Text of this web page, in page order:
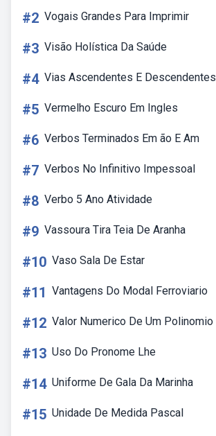
#2 Vogais Grandes Para Imprimir
#3 Visão Holística Da Saúde
#4 Vias Ascendentes E Descendentes
#5 Vermelho Escuro Em Ingles
#6 Verbos Terminados Em ão E Am
#7 Verbos No Infinitivo Impessoal
#8 Verbo 5 Ano Atividade
#9 Vassoura Tira Teia De Aranha
#10 Vaso Sala De Estar
#11 Vantagens Do Modal Ferroviario
#12 Valor Numerico De Um Polinomio
#13 Uso Do Pronome Lhe
#14 Uniforme De Gala Da Marinha
#15 Unidade De Medida Pascal